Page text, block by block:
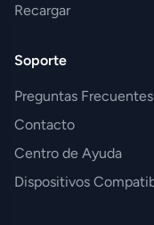
Recargar
Soporte
Preguntas Frecuentes
Contacto
Centro de Ayuda
Dispositivos